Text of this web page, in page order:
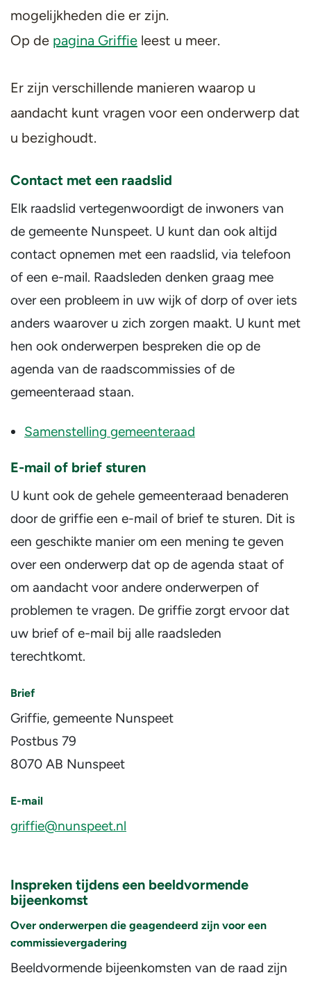
mogelijkheden die er zijn.
Op de pagina Griffie leest u meer.
Er zijn verschillende manieren waarop u
aandacht kunt vragen voor een onderwerp dat
u bezighoudt.
Contact met een raadslid
Elk raadslid vertegenwoordigt de inwoners van
de gemeente Nunspeet. U kunt dan ook altijd
contact opnemen met een raadslid, via telefoon
of een e-mail. Raadsleden denken graag mee
over een probleem in uw wijk of dorp of over iets
anders waarover u zich zorgen maakt. U kunt met
hen ook onderwerpen bespreken die op de
agenda van de raadscommissies of de
gemeenteraad staan.
Samenstelling gemeenteraad
E-mail of brief sturen
U kunt ook de gehele gemeenteraad benaderen
door de griffie een e-mail of brief te sturen. Dit is
een geschikte manier om een mening te geven
over een onderwerp dat op de agenda staat of
om aandacht voor andere onderwerpen of
problemen te vragen. De griffie zorgt ervoor dat
uw brief of e-mail bij alle raadsleden
terechtkomt.
Brief
Griffie, gemeente Nunspeet
Postbus 79
8070 AB Nunspeet
E-mail
griffie@nunspeet.nl
Inspreken tijdens een beeldvormende
bijeenkomst
Over onderwerpen die geagendeerd zijn voor een
commissievergadering
Beeldvormende bijeenkomsten van de raad zijn